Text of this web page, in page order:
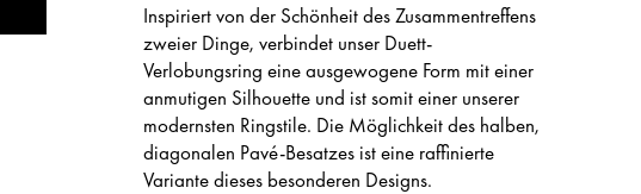
Inspiriert von der Schönheit des Zusammentreffens
zweier Dinge, verbindet unser Duett-
Verlobungsring eine ausgewogene Form mit einer
anmutigen Silhouette und ist somit einer unserer
modernsten Ringstile. Die Möglichkeit des halben,
diagonalen Pavé-Besatzes ist eine raffinierte
Variante dieses besonderen Designs.